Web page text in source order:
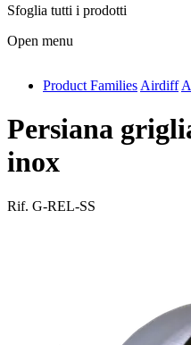
Sfoglia tutti i prodotti
Open menu
antivib
isolfix
supportair
Product Families Airdiff
Persiana
inox
Rif. G-REL-SS